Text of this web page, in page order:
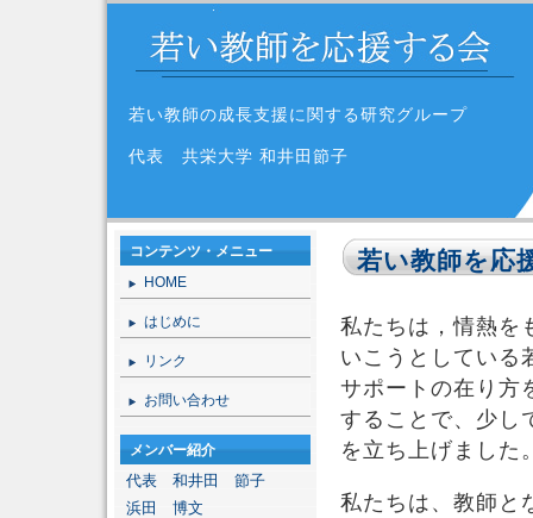
若い教師の成長支援に関する研究グループ
代表 共栄大学 和井田節子
若い教師を応
私たちは，情熱を
いこうとしている
サポートの在り方
することで、少し
を立ち上げました
私たちは、教師と
コンテンツ・メニュー
HOME
はじめに
リンク
お問い合わせ
メンバー紹介
代表 和井田 節子
浜田 博文